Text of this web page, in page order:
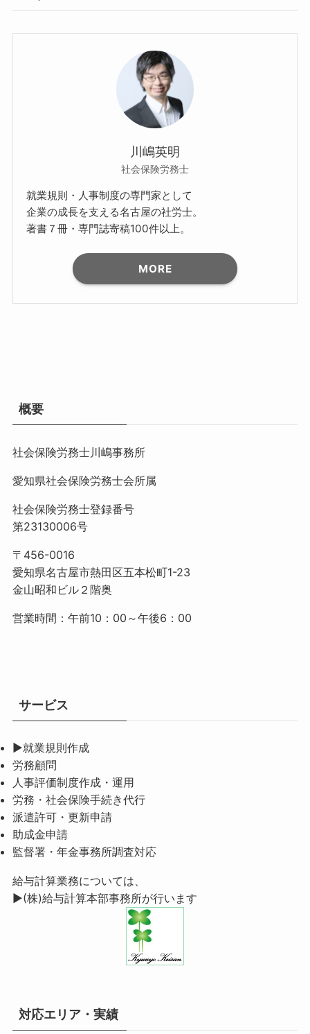
川嶋英明
社会保険労務士
就業規則・人事制度の専門家として
企業の成長を支える名古屋の社労士。
著書７冊・専門誌寄稿100件以上。
MORE
概要
社会保険労務士川嶋事務所
愛知県社会保険労務士会所属
社会保険労務士登録番号
第23130006号
〒456-0016
愛知県名古屋市熱田区五本松町1-23
金山昭和ビル２階奥
営業時間：午前10：00～午後6：00
サービス
▶就業規則作成
労務顧問
人事評価制度作成・運用
労務・社会保険手続き代行
派遣許可・更新申請
助成金申請
監督署・年金事務所調査対応
給与計算業務については、
▶(株)給与計算本部事務所が行います
対応エリア・実績